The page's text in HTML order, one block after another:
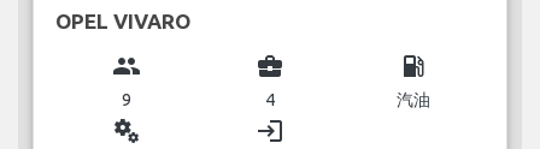
OPEL VIVARO
group
9
business_center
4
local_gas_station
汽油
miscellaneous_services login